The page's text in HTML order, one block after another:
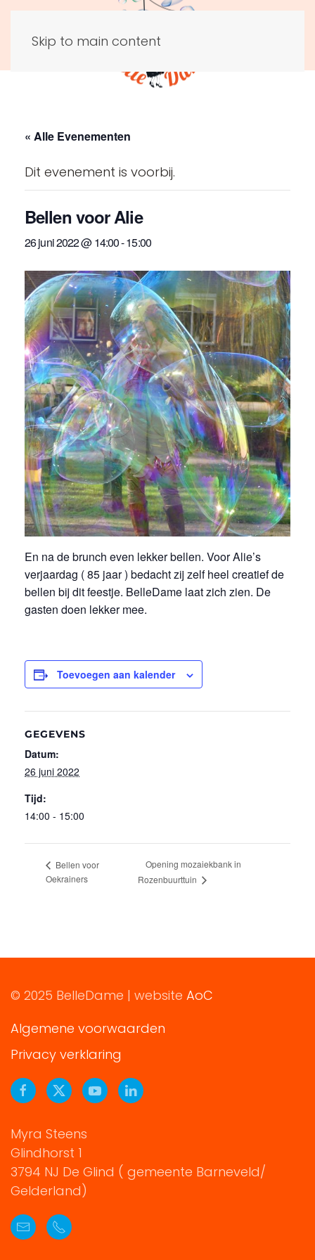
Skip to main content
« Alle Evenementen
Dit evenement is voorbij.
Bellen voor Alie
26 juni 2022 @ 14:00-15:00
En na de brunch even lekker bellen. Voor Alie’s
verjaardag ( 85 jaar ) bedacht zij zelf heel creatief de
bellen bij dit feestje. BelleDame laat zich zien. De
gasten doen lekker mee.
Toevoegen aan kalender
GEGEVENS
Datum:
26 juni 2022
Tijd:
14:00 - 15:00
Bellen voor
Oekrainers
Opening mozaiekbank in
Rozenbuurttuin
© 2025 BelleDame | website AoC
Algemene voorwaarden
Privacy verklaring
Myra Steens
Glindhorst 1
3794 NJ De Glind ( gemeente Barneveld/
Gelderland)